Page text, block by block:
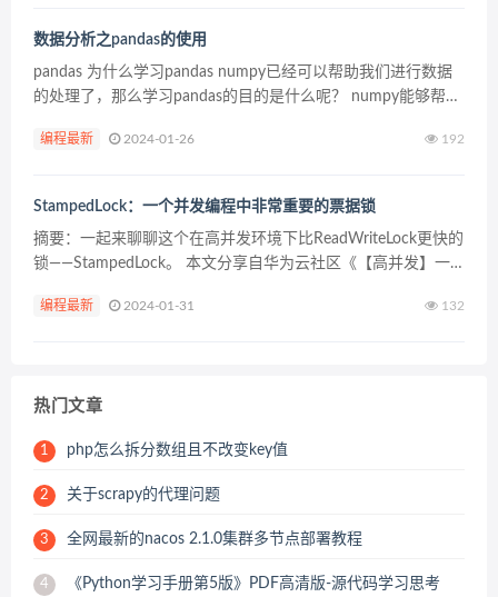
数据分析之pandas的使用
pandas 为什么学习pandas numpy已经可以帮助我们进行数据
的处理了，那么学习pandas的目的是什么呢？ numpy能够帮助
数据还有好多其他类型的数据（...
编程最新 2024-01-26 192
StampedLock：一个并发编程中非常重要的票据锁
摘要：一起来聊聊这个在高并发环境下比ReadWriteLock更快的
锁——StampedLock。 本文分享自华为云社区《【高并发】一
作者： 冰 河 。 ...
编程最新 2024-01-31 132
热门文章
1 php怎么拆分数组且不改变key值
2 关于scrapy的代理问题
3 全网最新的nacos 2.1.0集群多节点部署教程
4 《Python学习手册第5版》PDF高清版-源代码学习思考